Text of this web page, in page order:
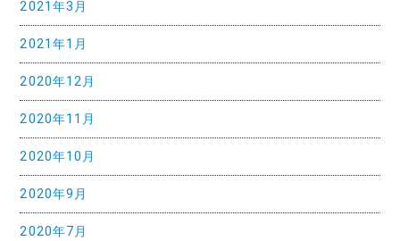
2021年3月
2021年1月
2020年12月
2020年11月
2020年10月
2020年9月
2020年7月